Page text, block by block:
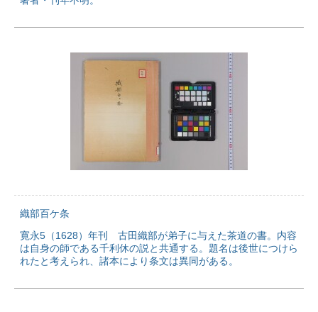
織部百ケ条
寛永5（1628）年刊 古田織部が弟子に与えた茶道の書。内容
は自身の師である千利休の説と共通する。題名は後世につけら
れたと考えられ、諸本により条文は異同がある。